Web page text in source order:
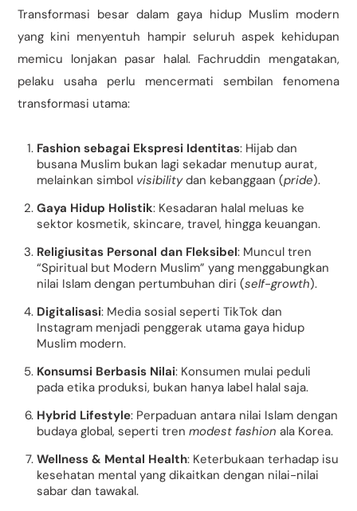
Transformasi besar dalam gaya hidup Muslim modern
yang kini menyentuh hampir seluruh aspek kehidupan
memicu lonjakan pasar halal. Fachruddin mengatakan,
pelaku usaha perlu mencermati sembilan fenomena
transformasi utama:
Fashion sebagai Ekspresi Identitas: Hijab dan
busana Muslim bukan lagi sekadar menutup aurat,
melainkan simbol visibilitydan kebanggaan (pride).
Gaya Hidup Holistik: Kesadaran halal meluas ke
sektor kosmetik, skincare, travel, hingga keuangan.
Religiusitas Personal dan Fleksibel: Muncul tren
“Spiritual but Modern Muslim” yang menggabungkan
nilai Islam dengan pertumbuhan diri (self-growth).
Digitalisasi: Media sosial seperti TikTok dan
Instagram menjadi penggerak utama gaya hidup
Muslim modern.
Konsumsi Berbasis Nilai: Konsumen mulai peduli
pada etika produksi, bukan hanya label halal saja.
Hybrid Lifestyle: Perpaduan antara nilai Islam dengan
budaya global, seperti trenmodest fashion ala Korea.
Wellness & Mental Health: Keterbukaan terhadap isu
kesehatan mental yang dikaitkan dengan nilai-nilai
sabar dan tawakal.